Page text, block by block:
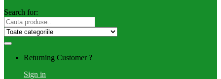
Search for:
Returning Customer ?
Sign in